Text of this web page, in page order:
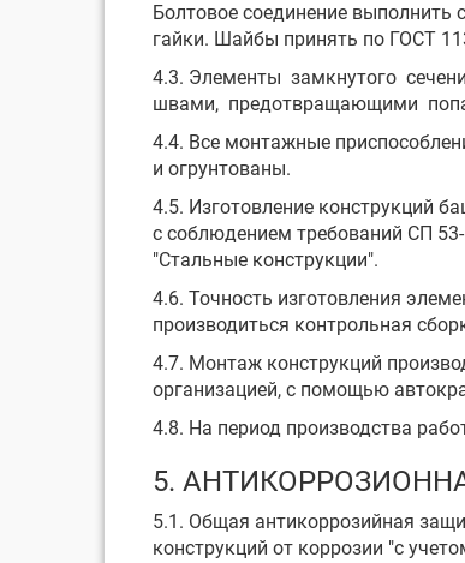
Болтовое соединение выполнить
гайки. Шайбы принять по ГОСТ
4.3. Элементы замкнутого
швами, предотвращающими
4.4. Все монтажные
и огрунтованы.
4.5. Изготовление конструкций
с соблюдением требований СП
"Стальные конструкции".
4.6. Точность изготовления
производиться контрольная
4.7. Монтаж конструкций
организацией, с помощью
4.8. На период производства
5.
5.1. Общая антикоррозийная
конструкций от коррозии "с